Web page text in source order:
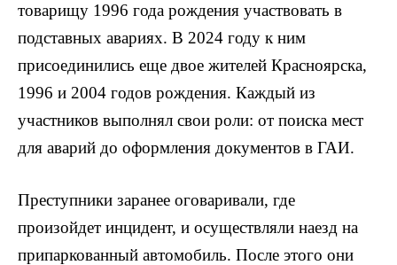
товарищу 1996 года рождения участвовать в
подставных авариях. В 2024 году к ним
присоединились еще двое жителей Красноярска,
1996 и 2004 годов рождения. Каждый из
участников выполнял свои роли: от поиска мест
для аварий до оформления документов в ГАИ.
Преступники заранее оговаривали, где
произойдет инцидент, и осуществляли наезд на
припаркованный автомобиль. После этого они